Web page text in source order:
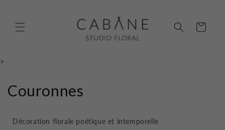
contenu
Panier
>
C
Couronnes
Décoration florale poétique et intemporelle